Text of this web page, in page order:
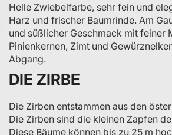
Helle Zwiebelfarbe, sehr fein und
Harz und frischer Baumrinde. Am
und süßlicher Geschmack mit feiner
Pinienkernen, Zimt und
Abgang.
DIE ZIRBE
Die Zirben entstammen aus den
Die Zirben sind die kleinen Zapfen
Diese Bäume können bis zu 25 m